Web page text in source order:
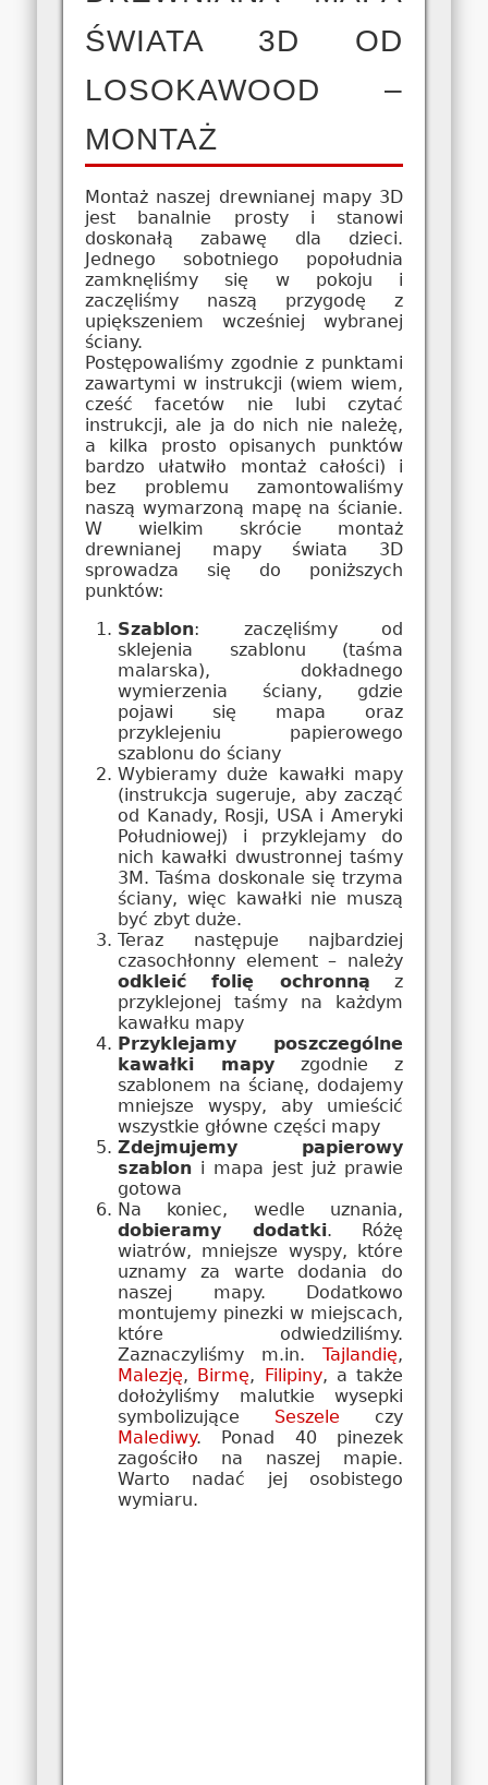
ŚWIATA 3D OD
LOSOKAWOOD –
MONTAŻ
Montaż naszej drewnianej mapy 3D
jest banalnie prosty i stanowi
doskonałą zabawę dla dzieci.
Jednego sobotniego popołudnia
zamknęliśmy się w pokoju i
zaczęliśmy naszą przygodę z
upiększeniem wcześniej wybranej
ściany.
Postępowaliśmy zgodnie z punktami
zawartymi w instrukcji (wiem wiem,
cześć facetów nie lubi czytać
instrukcji, ale ja do nich nie należę,
a kilka prosto opisanych punktów
bardzo ułatwiło montaż całości) i
bez problemu zamontowaliśmy
naszą wymarzoną mapę na ścianie.
W wielkim skrócie montaż
drewnianej mapy świata 3D
sprowadza się do poniższych
punktów:
Szablon: zaczęliśmy od
sklejenia szablonu (taśma
malarska), dokładnego
wymierzenia ściany, gdzie
pojawi się mapa oraz
przyklejeniu papierowego
szablonu do ściany
Wybieramy duże kawałki mapy
(instrukcja sugeruje, aby zacząć
od Kanady, Rosji, USA i Ameryki
Południowej) i przyklejamy do
nich kawałki dwustronnej taśmy
3M. Taśma doskonale się trzyma
ściany, więc kawałki nie muszą
być zbyt duże.
Teraz następuje najbardziej
czasochłonny element – należy
odkleić folię ochronną z
przyklejonej taśmy na każdym
kawałku mapy
Przyklejamy poszczególne
kawałki mapy zgodnie z
szablonem na ścianę, dodajemy
mniejsze wyspy, aby umieścić
wszystkie główne części mapy
Zdejmujemy papierowy
szablon i mapa jest już prawie
gotowa
Na koniec, wedle uznania,
dobieramy dodatki. Różę
wiatrów, mniejsze wyspy, które
uznamy za warte dodania do
naszej mapy. Dodatkowo
montujemy pinezki w miejscach,
które odwiedziliśmy.
Zaznaczyliśmy m.in. Tajlandię,
Malezję, Birmę, Filipiny, a także
dołożyliśmy malutkie wysepki
symbolizujące Seszele czy
Malediwy. Ponad 40 pinezek
zagościło na naszej mapie.
Warto nadać jej osobistego
wymiaru.